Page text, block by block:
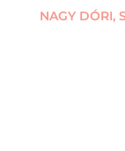
NAGY DÓRI,